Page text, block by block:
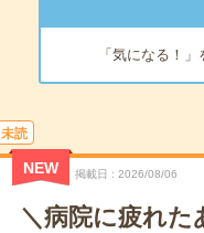
「気になる！
未読
NEW 掲載日 2026/08/06
＼病院に疲れ